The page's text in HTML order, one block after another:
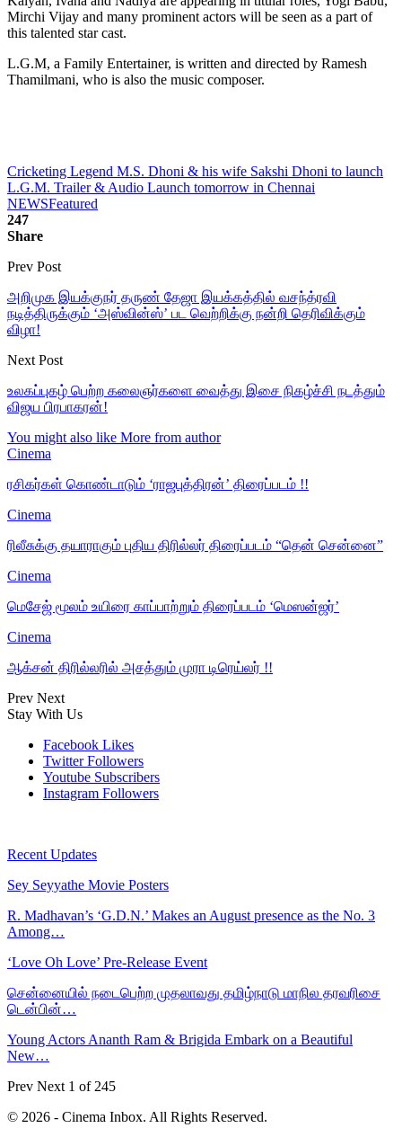
Mirchi Vijay and many prominent actors will be seen as a part of
this talented star cast.
L.G.M, a Family Entertainer, is written and directed by Ramesh
Thamilmani, who is also the music composer.
Cricketing Legend M.S. Dhoni & his wife Sakshi Dhoni to launch
L.G.M. Trailer & Audio Launch tomorrow in Chennai
NEWSFeatured
247
Share
Prev Post
அறிமுக இயக்குநர் தருண் தேஜா இயக்கத்தில் வசந்த்ரவி
நடித்திருக்கும் ‘அஸ்வின்ஸ்’ பட வெற்றிக்கு நன்றி தெரிவிக்கும்
விழா!
Next Post
உலகப்புகழ் பெற்ற கலைஞர்களை வைத்து இசை நிகழ்ச்சி நடத்தும்
விஜய பிரபாகரன்!
You might also like More from author
Cinema
ரசிகர்கள் கொண்டாடும் ‘ராஜபுத்திரன்’ திரைப்படம் !!
Cinema
ரிலீசுக்கு தயாராகும் புதிய திரில்லர் திரைப்படம் “தென் சென்னை”
Cinema
மெசேஜ் மூலம் உயிரை காப்பாற்றும் திரைப்படம் ‘மெஸன்ஜர்’
Cinema
ஆக்சன் திரில்லரில் அசத்தும் முரா டிரெய்லர் !!
Prev Next
Stay With Us
Facebook Likes
Twitter Followers
Youtube Subscribers
Instagram Followers
Recent Updates
Sey Seyyathe Movie Posters
R. Madhavan’s ‘G.D.N.’ Makes an August presence as the No. 3
Among…
‘Love Oh Love’ Pre-Release Event
சென்னையில் நடைபெற்ற முதலாவது தமிழ்நாடு மாநில தரவரிசை
டென்பின்…
Young Actors Ananth Ram & Brigida Embark on a Beautiful
New…
Prev Next 1 of 245
© 2026 - Cinema Inbox. All Rights Reserved.